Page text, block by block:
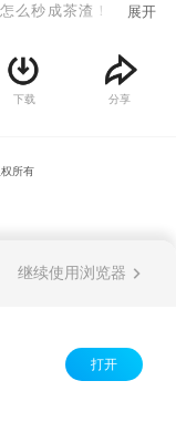
么秒成茶渣！恶毒继
展开
下载 分享
所有
继续使用浏览器
打开